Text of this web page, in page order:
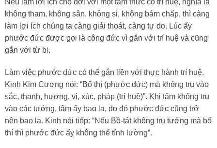
Nếu làm lợi ích cho đời với một tâm thức có trí huệ, nghĩa là
không tham, không sân, không si, không bám chấp, thì càng
làm lợi ích chúng ta càng giải thoát, càng tự do. Lúc ấy
phước đức được gọi là công đức vì gắn với trí huệ và cũng
gắn với từ bi.
Làm việc phước đức có thể gắn liền với thực hành trí huệ.
Kinh Kim Cương nói: “Bố thí (phước đức) mà không trụ vào
sắc, thanh, hương, vị, xúc, pháp (trí huệ)”. Khi tâm không trụ
vào các tướng, tâm ấy bao la, do đó phước đức cũng trở
nên bao la. Kinh nói tiếp: “Nếu Bồ-tát không trụ tướng mà bố
thí thì phước đức ấy không thể tính lường”.